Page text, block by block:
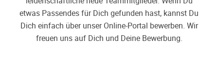
etwas Passendes für Dich gefunden hast, kannst Du
Dich einfach über unser Online-Portal bewerben. Wir
freuen uns auf Dich und Deine Bewerbung.